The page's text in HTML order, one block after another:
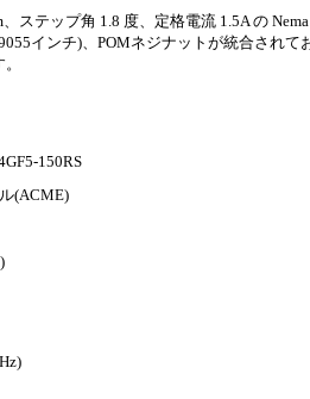
ステップ角 1.8 度、定格電流 1.5A の
インチ)、POMネジナットが統合され
150RS
(ACME)